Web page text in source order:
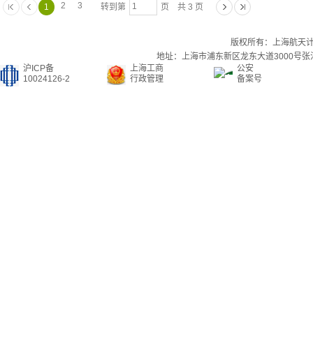
1 2 3 转到第 页 共 3 页
版权所有：上海航天
地址：上海市浦东新区龙东大道3000号
沪ICP备
10024126-2
上海工商
行政管理
公安
备案号